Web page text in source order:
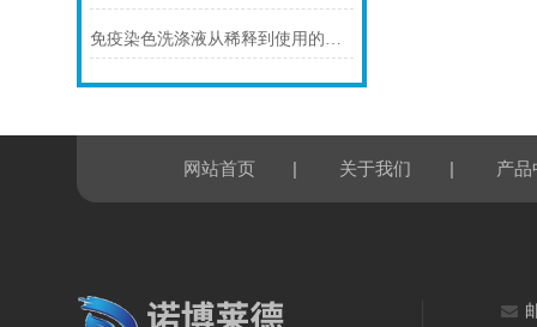
免疫染色洗涤液从稀释到使用的完整流程
网站首页 | 关于我们 | 产品